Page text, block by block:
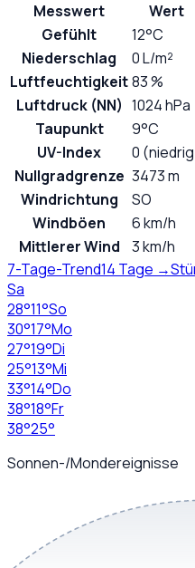
Messwert
Wert
Gefühlt
12°C
Niederschlag
0 L/m²
Luftfeuchtigkeit83 %
Luftdruck (NN) 1024 hPa
Taupunkt
9°C
UV-Index
0
Nullgradgrenze 3473 m
Windrichtung
SO
Windböen
6 km/h
Mittlerer Wind
3 km/h
7-Tage-Trend14 Tage →
Sa
28°11°So
30°17°Mo
27°19°Di
25°13°Mi
33°14°Do
38°18°Fr
38°25°
Sonnen-/Mondereignisse